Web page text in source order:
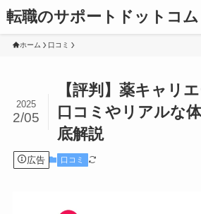
転職のサポートドットコム
ホーム 口コミ
【評判】薬キャリ
口コミやリアルな
底解説
2025
2/05
広告 口コミ